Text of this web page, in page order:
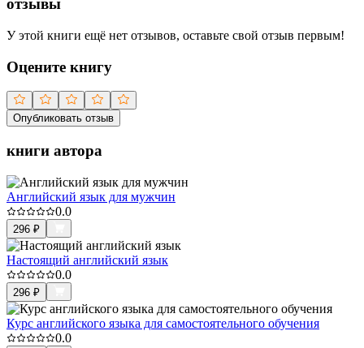
отзывы
У этой книги ещё нет отзывов, оставьте свой отзыв первым!
Оцените книгу
Опубликовать отзыв
книги автора
Английский язык для мужчин
0.0
296 ₽
Настоящий английский язык
0.0
296 ₽
Курс английского языка для самостоятельного обучения
0.0